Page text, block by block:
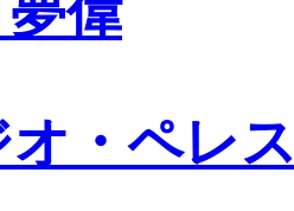
偉
オ・ペレ